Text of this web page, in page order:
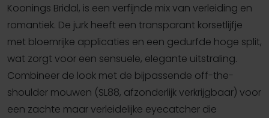
Koonings Bridal, is een verfijnde mix van verleiding en
romantiek. De jurk heeft een transparant korsetlijfje
met bloemrijke applicaties en een gedurfde hoge split,
wat zorgt voor een sensuele, elegante uitstraling.
Combineer de look met de bijpassende off-the-
shoulder mouwen (SL88, afzonderlijk verkrijgbaar) voor
een zachte maar verleidelijke eyecatcher die